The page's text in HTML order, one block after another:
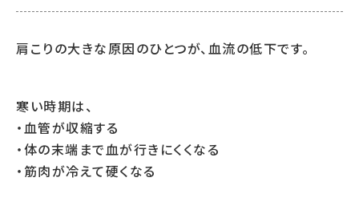
肩こりの大きな原因のひとつが、血流の低下です。
寒い時期は、
・血管が収縮する
・体の末端まで血が行きにくくなる
・筋肉が冷えて硬くなる